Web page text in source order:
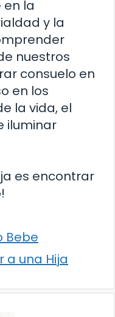
en la
y la
nuestros
consuelo en
en los
la vida, el
iluminar
es encontrar
Bebe
a una Hija